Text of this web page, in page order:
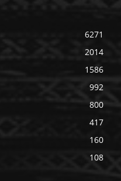
6271
2014
1586
992
800
417
160
108